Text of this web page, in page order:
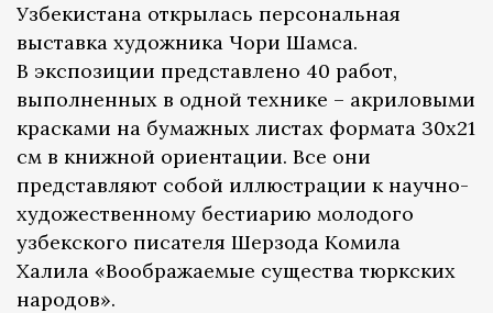
Узбекистана открылась персональная
выставка художника Чори Шамса.
В экспозиции представлено 40 работ,
выполненных в одной технике – акриловыми
красками на бумажных листах формата 30х21
см в книжной ориентации. Все они
представляют собой иллюстрации к научно-
художественному бестиарию молодого
узбекского писателя Шерзода Комила
Халила «Воображаемые существа тюркских
народов».